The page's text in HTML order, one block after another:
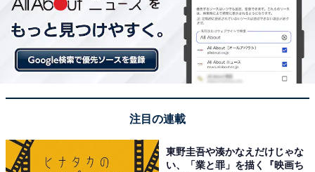
楽天トラベルでクーポン祭を見る
注目の連載
東野圭吾や湊かなえだけじゃな
い、「業と罪」を描く『映画ち